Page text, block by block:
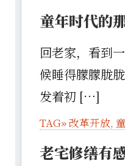
童年时代
回老家，看到
候睡得朦朦胧
发着初 […]
TAG»改革开放,
老宅修缮有